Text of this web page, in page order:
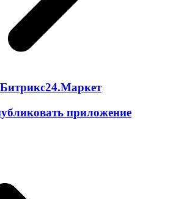
приложение